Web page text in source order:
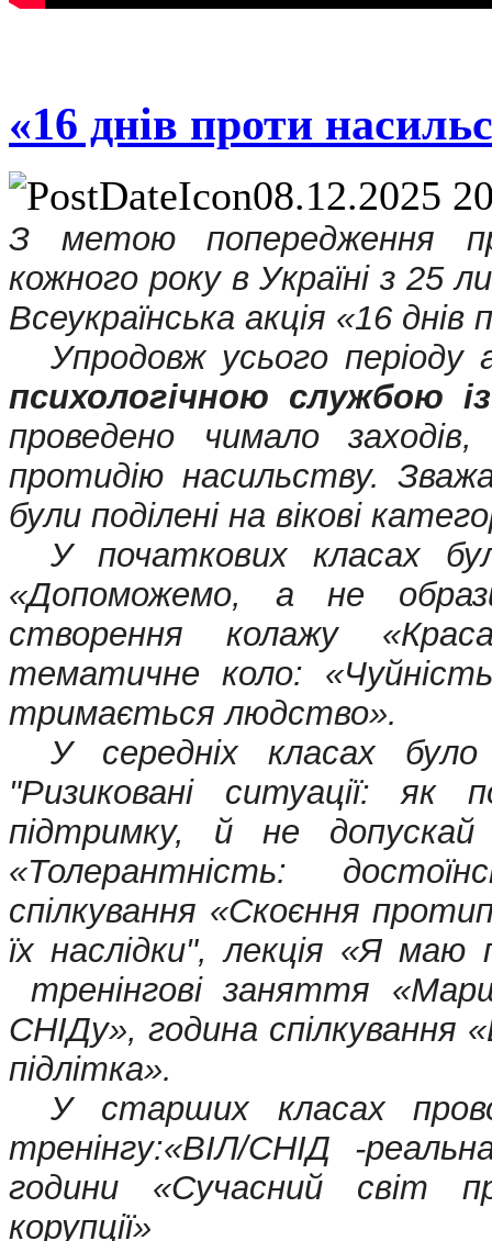
«16 днів проти
08.12.2025
З метою попередження
кожного року в Україні з 25
Всеукраїнська акція «16
Упродовж усього періоду
психологічною службою
проведено чимало
протидію насильству.
були поділені на вікові
У початкових класах
«Допоможемо, а не
створення колажу
тематичне коло:
тримається людство».
У середніх класах
"Ризиковані ситуації:
підтримку, й не допускай
«Толерантність:
спілкування «Скоєння
їх наслідки", лекція «Я
тренінгові заняття
СНІДу», година спілкування
підлітка».
У старших класах
тренінгу:«ВІЛ/СНІД -
години «Сучасний світ
корупції»